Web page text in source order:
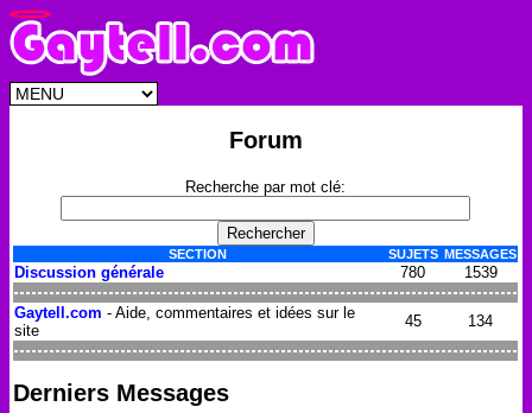
Forum
Recherche par mot clé:
SECTION SUJETS MESSAGES
Discussion générale 780 1539
Gaytell.com - Aide, commentaires et idées sur le
site
45 134
Derniers Messages